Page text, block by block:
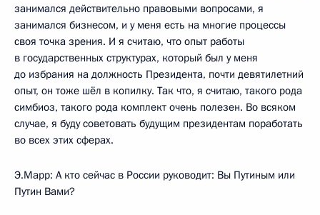
занимался действительно правовыми вопросами, я
занимался бизнесом, и у меня есть на многие процессы
своя точка зрения. И я считаю, что опыт работы
в государственных структурах, который был у меня
до избрания на должность Президента, почти девятилетний
опыт, он тоже шёл в копилку. Так что, я считаю, такого рода
симбиоз, такого рода комплект очень полезен. Во всяком
случае, я буду советовать будущим президентам поработать
во всех этих сферах.
Э.Марр: А кто сейчас в России руководит: Вы Путиным или
Путин Вами?